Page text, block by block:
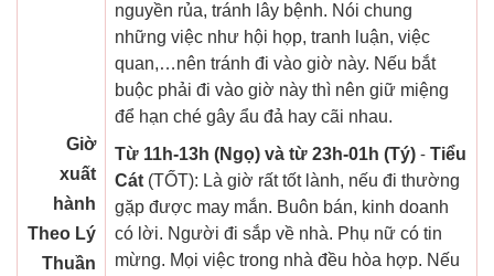
Giờ
xuất
hành
Theo Lý
Thuần
nguyền rủa, tránh lây bệnh. Nói chung
những việc như hội họp, tranh luận, việc
quan,…nên tránh đi vào giờ này. Nếu bắt
buộc phải đi vào giờ này thì nên giữ miệng
để hạn ché gây ẩu đả hay cãi nhau.
Từ 11h-13h (Ngọ) và từ 23h-01h (Tý) - Tiểu
Cát (TỐT): Là giờ rất tốt lành, nếu đi thường
gặp được may mắn. Buôn bán, kinh doanh
có lời. Người đi sắp về nhà. Phụ nữ có tin
mừng. Mọi việc trong nhà đều hòa hợp. Nếu